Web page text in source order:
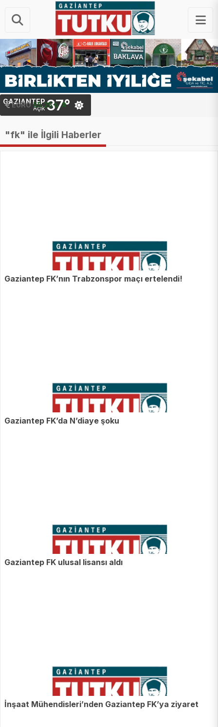
EURO 55.25 ₺
STERLIN 64.48 ₺
GAZIANTEP
Açık37°
"fk" ile İlgili Haberler
Gaziantep FK’nın Trabzonspor maçı ertelendi!
Gaziantep FK’da N’diaye şoku
Gaziantep FK ulusal lisansı aldı
İnşaat Mühendisleri’nden Gaziantep FK’ya ziyaret